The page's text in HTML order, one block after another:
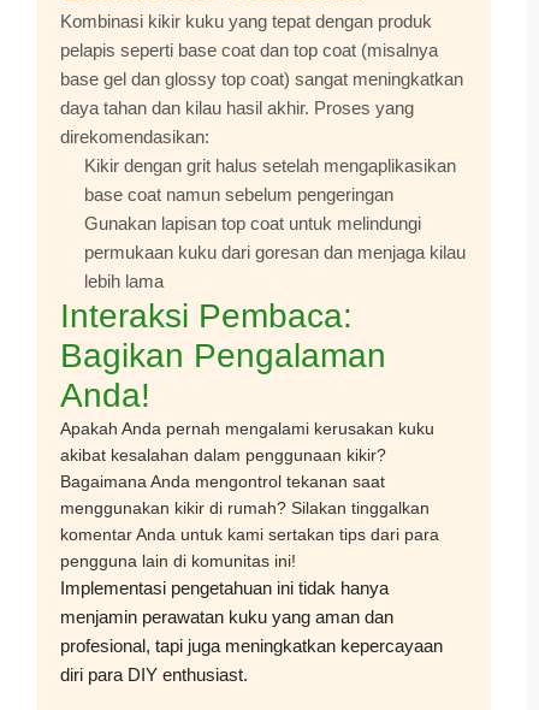
Kombinasi kikir kuku yang tepat dengan produk
pelapis seperti base coat dan top coat (misalnya
base gel dan glossy top coat) sangat meningkatkan
daya tahan dan kilau hasil akhir. Proses yang
direkomendasikan:
Kikir dengan grit halus setelah mengaplikasikan
base coat namun sebelum pengeringan
Gunakan lapisan top coat untuk melindungi
permukaan kuku dari goresan dan menjaga kilau
lebih lama
Interaksi Pembaca:
Bagikan Pengalaman
Anda!
Apakah Anda pernah mengalami kerusakan kuku
akibat kesalahan dalam penggunaan kikir?
Bagaimana Anda mengontrol tekanan saat
menggunakan kikir di rumah? Silakan tinggalkan
komentar Anda untuk kami sertakan tips dari para
pengguna lain di komunitas ini!
Implementasi pengetahuan ini tidak hanya
menjamin perawatan kuku yang aman dan
profesional, tapi juga meningkatkan kepercayaan
diri para DIY enthusiast.